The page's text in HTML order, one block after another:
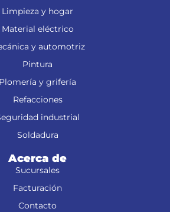
Limpieza y hogar
Material eléctrico
y automotriz
Pintura
Plomería y grifería
Refacciones
industrial
Soldadura
Acerca de
Sucursales
Facturación
Contacto